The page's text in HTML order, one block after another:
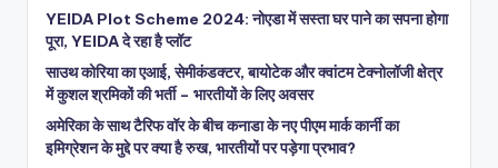
YEIDA Plot Scheme 2024: नोएडा में सस्ता घर पाने का सपना होगा
पूरा, YEIDA दे रहा है प्लॉट
साउथ कोरिया का एआई, सेमीकंडक्टर, बायोटेक और क्वांटम टेक्नोलॉजी क्षेत्र
में कुशल श्रमिकों की भर्ती – भारतीयों के लिए अवसर
अमेरिका के साथ टैरिफ वॉर के बीच कनाडा के नए पीएम मार्क कार्नी का
इमिग्रेशन के मुद्दे पर क्या है रुख, भारतीयों पर पड़ेगा प्रभाव?